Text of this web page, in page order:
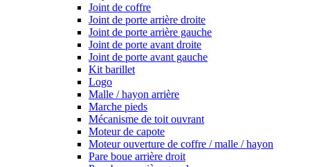
Joint de coffre
Joint de porte arrière droite
Joint de porte arrière gauche
Joint de porte avant droite
Joint de porte avant gauche
Kit barillet
Logo
Malle / hayon arrière
Marche pieds
Mécanisme de toit ouvrant
Moteur de capote
Moteur ouverture de coffre / malle / hayon
Pare boue arrière droit